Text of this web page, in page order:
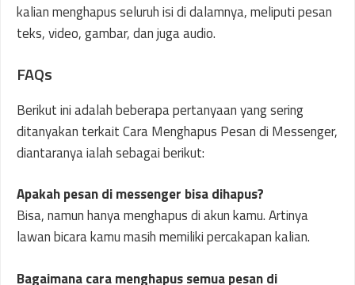
kalian menghapus seluruh isi di dalamnya, meliputi pesan
teks, video, gambar, dan juga audio.
FAQs
Berikut ini adalah beberapa pertanyaan yang sering
ditanyakan terkait Cara Menghapus Pesan di Messenger,
diantaranya ialah sebagai berikut:
Apakah pesan di messenger bisa dihapus?
Bisa, namun hanya menghapus di akun kamu. Artinya
lawan bicara kamu masih memiliki percakapan kalian.
Bagaimana cara menghapus semua pesan di